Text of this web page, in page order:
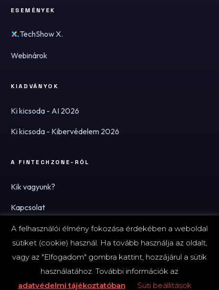
ESEMÉNYEK
TechShow X.
Webinárok
KIADVÁNYOK
Ki kicsoda - AI 2026
Ki kicsoda - Kibervédelem 2026
A FINTECHZONE-RÓL
Kik vagyunk?
Kapcsolat
Hírlevél
© 2026 FinTechZone.hu - A FinTech Group Kft.
A felhasználói élmény fokozása érdekében a weboldal
sütiket (cookie) használ. Ha tovább használja az oldalt,
vagy az "Elfogadom" gombra kattint, hozzájárul a sütik
használatához. További információk az
adatvédelmi tájékoztatóban
Süti beállítások